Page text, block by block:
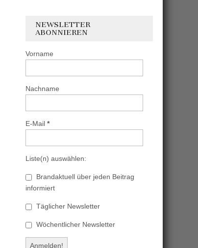
NEWSLETTER
ABONNIEREN
Vorname
Nachname
E-Mail *
Liste(n) auswählen:
Brandaktuell über jeden Beitrag
informiert
Täglicher Newsletter
Wöchentlicher Newsletter